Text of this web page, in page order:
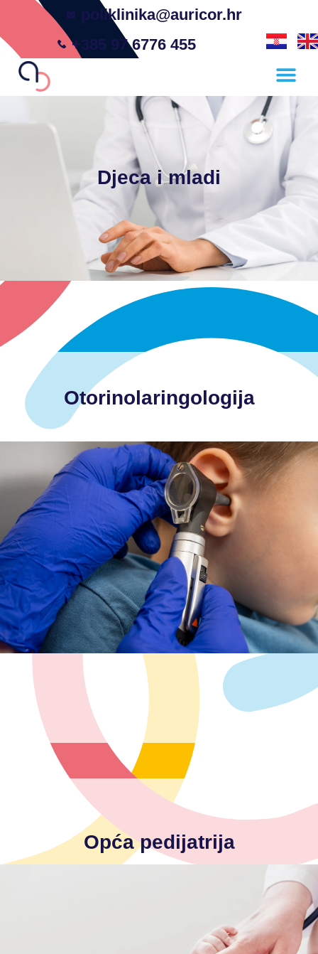
poliklinika@auricor.hr
+385 97 6776 455
Djeca i mladi
Otorinolaringologija
Glavne indikacije za pregled otorinolaringologa
-učestale upale ždrijela
-neugodan zadah
-učestale upale uha
-slabiji sluh
-otežano disanje na nos
-alergijski rinitis (curenje iz nosa, kihanje)
-krvarenje iz nosa
-upale paranazalnih šupljina
-dugotrajni kašalj
-promuklost
-bol i oteklina u području glave i vrata
-glavobolja
-poteškoće u izgovoru glasova
-prirođene i/ili stečene deformacije glave i vrata
Opća pedijatrija
-savjetovanje roditelja